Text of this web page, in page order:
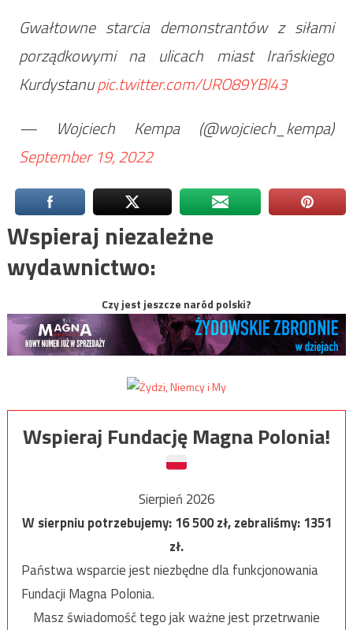
Gwałtowne starcia demonstrantów z siłami
porządkowymi na ulicach miast Irańskiego
Kurdystanupic.twitter.com/URO89YBl43
— Wojciech Kempa (@wojciech_kempa)
September 19, 2022
Wspieraj niezależne
wydawnictwo:
Czy jest jeszcze naród polski?
Wspieraj Fundację Magna Polonia!
Sierpień 2026
W sierpniu potrzebujemy:16 500zł, zebraliśmy:1351
zł.
Państwa wsparcie jest niezbędne dla funkcjonowania
Fundacji Magna Polonia.
Masz świadomość tego jak ważne jest przetrwanie